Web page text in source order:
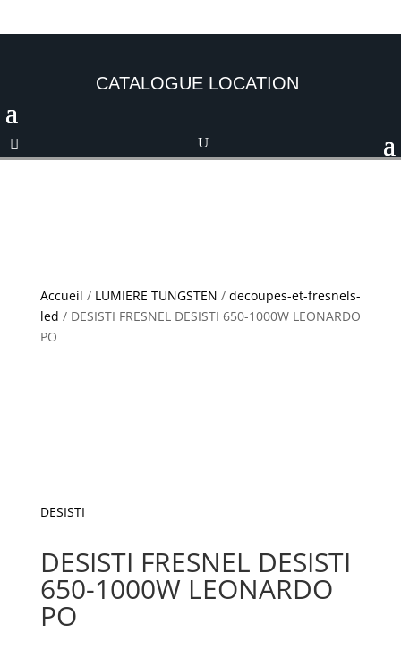
CATALOGUE LOCATION
Accueil / LUMIERE TUNGSTEN / decoupes-et-fresnels-
led / DESISTI FRESNEL DESISTI 650-1000W LEONARDO
PO
DESISTI
DESISTI FRESNEL DESISTI
650-1000W LEONARDO
PO